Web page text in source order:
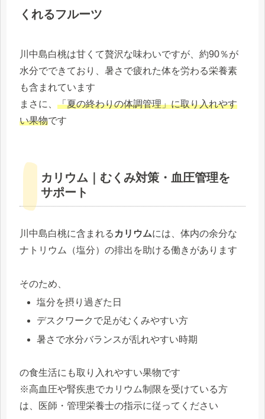
くれるフルーツ
川中島白桃は甘くて贅沢な味わいですが、約90％が
水分でできており、暑さで疲れた体を労わる栄養素
も含まれています
まさに、 「夏の終わりの体調管理」に取り入れやす
い果物です
カリウム｜むくみ対策・血圧管理を
サポート
川中島白桃に含まれる カリウムには、体内の余分な
ナトリウム（塩分）の排出を助ける働きがあります
そのため、
塩分を摂り過ぎた日
デスクワークで足がむくみやすい方
暑さで水分バランスが乱れやすい時期
の食生活にも取り入れやすい果物です
※高血圧や腎疾患でカリウム制限を受けている方
は、医師・管理栄養士の指示に従ってください